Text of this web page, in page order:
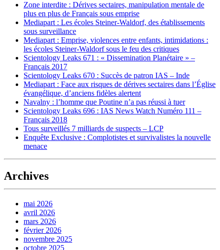
Zone interdite : Dérives sectaires, manipulation mentale de
plus en plus de Français sous emprise
Mediapart : Les écoles Steiner-Waldorf, des établissements
sous surveillance
Mediapart : Emprise, violences entre enfants, intimidations :
les écoles Steiner-Waldorf sous le feu des critiques
Scientology Leaks 671 : « Dissemination Planétaire » –
Français 2017
Scientology Leaks 670 : Succès de patron IAS – Inde
Mediapart : Face aux risques de dérives sectaires dans l’Église
évangélique, d’anciens fidèles alertent
Navalny : l’homme que Poutine n’a pas réussi à tuer
Scientology Leaks 696 : IAS News Watch Numéro 111 –
Français 2018
Tous surveillés 7 milliards de suspects – LCP
Enquête Exclusive : Complotistes et survivalistes la nouvelle
menace
Archives
mai 2026
avril 2026
mars 2026
février 2026
novembre 2025
octobre 2025